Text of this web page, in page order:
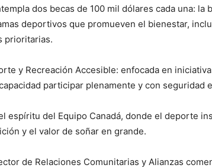
dos becas de 100 mil dólares cada una: la
deportivos que promueven el bienestar,
prioritarias.
y Recreación Accesible: enfocada en
participar plenamente y con seguridad
espíritu del Equipo Canadá, donde el deporte
y el valor de soñar en grande.
de Relaciones Comunitarias y Alianzas